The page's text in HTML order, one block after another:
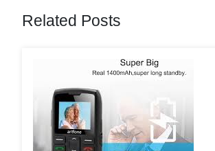
Related Posts